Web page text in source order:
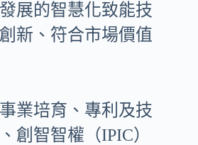
展的智慧化致能技
新、符合市場價值
業培育、專利及技
創智智權（IPIC）